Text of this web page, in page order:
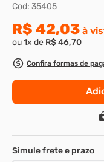
Cod: 35405
R$ 42,03 à
ou1x de R$46,70
Confira formas de
9º
presto
10
parafuso allen 5